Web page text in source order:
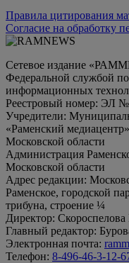
Правила цитирования
Согласие на обработку
Сетевое издание
Федеральной службой по
информационных
Реестровый номер: ЭЛ
Учредители:
«Раменский
Московской области
Администрация
Московской области
Адрес редакции:
Раменское, городской
трибуна, строение ¼
Директор:
Главный редактор:
Электронная почта:
Телефон: 8-496-46-3-12-